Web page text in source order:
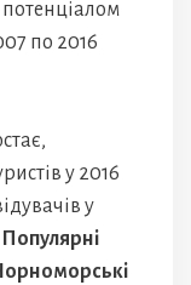
потенціалом
по 2016
у 2016
у
Популярні